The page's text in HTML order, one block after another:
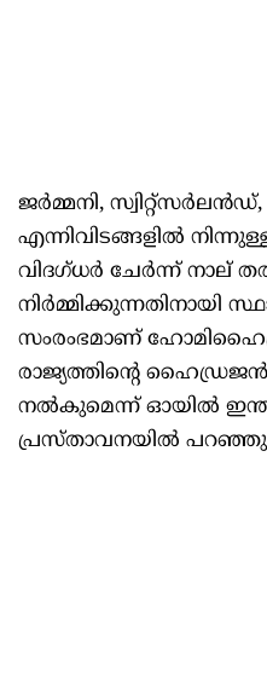
ജർമ്മനി,
എന്നിവിടങ്ങളിൽ
വിദഗ്ധർ ചേർന്ന്
നിർമ്മിക്കുന്നതിനായി
സംരംഭമാണ്
രാജ്യത്തിന്റെ
നൽകുമെന്ന് ഓയിൽ ഇന്ത്യ
പ്രസ്താവനയിൽ